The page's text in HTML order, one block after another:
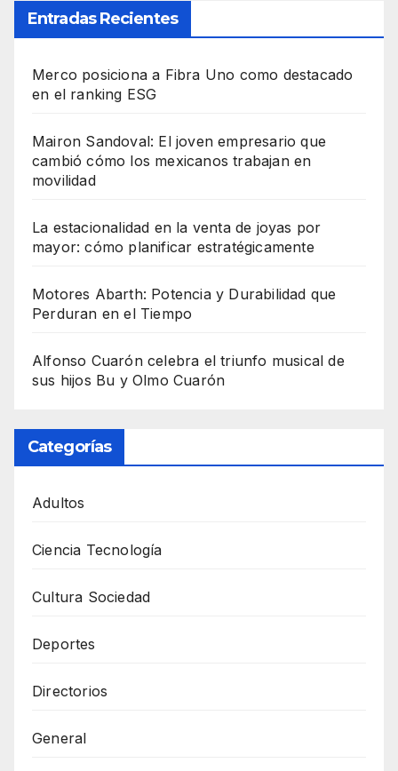
Entradas Recientes
Merco posiciona a Fibra Uno como destacado
en el ranking ESG
Mairon Sandoval: El joven empresario que
cambió cómo los mexicanos trabajan en
movilidad
La estacionalidad en la venta de joyas por
mayor: cómo planificar estratégicamente
Motores Abarth: Potencia y Durabilidad que
Perduran en el Tiempo
Alfonso Cuarón celebra el triunfo musical de
sus hijos Bu y Olmo Cuarón
Categorías
Adultos
Ciencia Tecnología
Cultura Sociedad
Deportes
Directorios
General